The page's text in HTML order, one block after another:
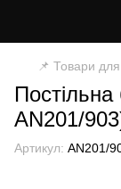
📌 Товари
AN201/
Артикул: AN201/